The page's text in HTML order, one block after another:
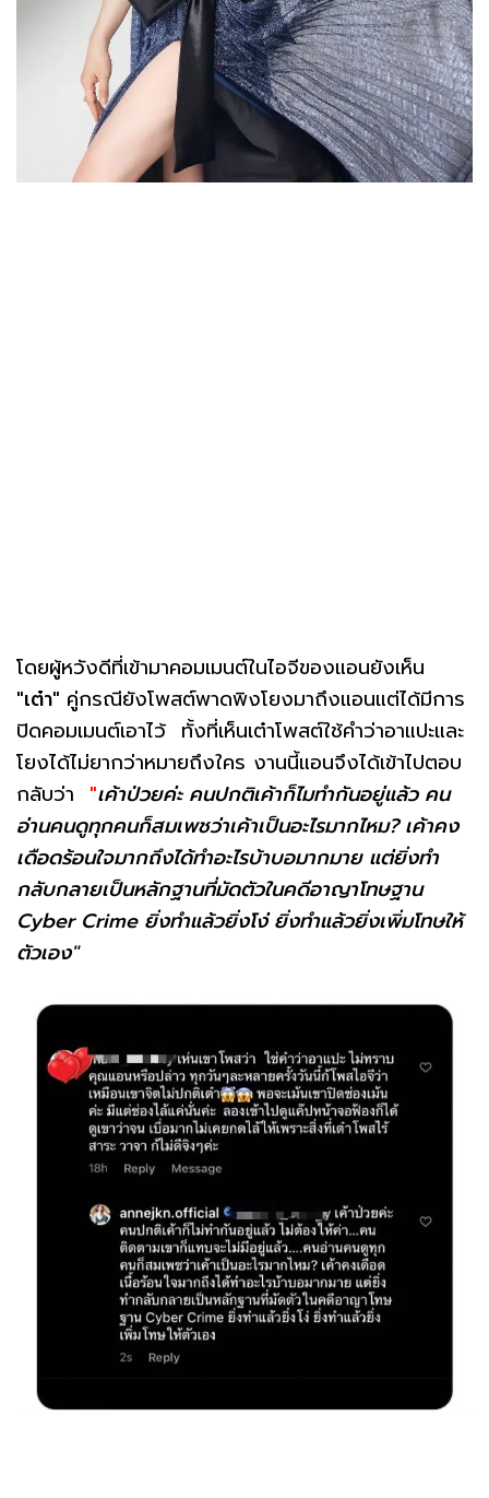
โดยผู้หวังดีที่เข้ามาคอมเมนต์ในไอจีของแอนยังเห็น
"เต๋า" คู่กรณียังโพสต์พาดพิงโยงมาถึงแอนแต่ได้มีการ
ปิดคอมเมนต์เอาไว้ ทั้งที่เห็นเต๋าโพสต์ใช้คำว่าอาแปะและ
โยงได้ไม่ยากว่าหมายถึงใคร งานนี้แอนจึงได้เข้าไปตอบ
กลับว่า "เค้าป่วยค่ะ คนปกติเค้าก็ไมทำกันอยู่แล้ว คน
อ่านคนดูทุกคนก็สมเพชว่าเค้าเป็นอะไรมากไหม? เค้าคง
เดือดร้อนใจมากถึงได้ทำอะไรบ้าบอมากมาย แต่ยิ่งทำ
กลับกลายเป็นหลักฐานที่มัดตัวในคดีอาญาโทษฐาน
Cyber Crime ยิ่งทำแล้วยิ่งโง่ ยิ่งทำแล้วยิ่งเพิ่มโทษให้
ตัวเอง"